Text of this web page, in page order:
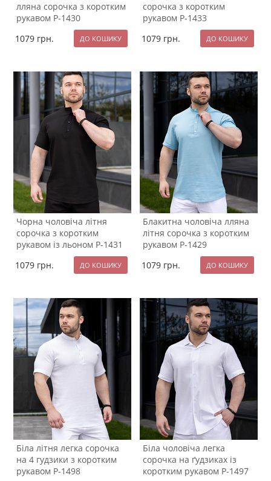
лляна сорочка з коротким
рукавом Р-1430
1079 грн.
сорочка з коротким
рукавом Р-1433
1079 грн.
Чорна чоловіча літня
сорочка з коротким
рукавом із льоном Р-1431
1079 грн.
Блакитна чоловіча лляна
літня сорочка з коротким
рукавом Р-1429
1079 грн.
Біла літня легка сорочка
на 4 гудзики з коротким
рукавом Р-1498
Біла чоловіча легка
сорочка на ґудзиках із
коротким рукавом Р-1497